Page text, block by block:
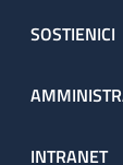
SOSTIENICI
INTRANET